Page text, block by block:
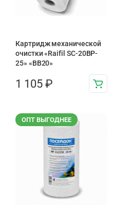
Картридж механической
очистки «Raifil SC-20BP-
25» «BB20»
1 105 ₽
ОПТ ВЫГОДНЕЕ